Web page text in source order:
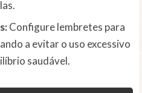
Configure lembretes para
a evitar o uso excessivo
saudável.